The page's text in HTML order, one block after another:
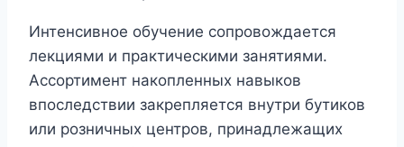
Интенсивное обучение сопровождается
лекциями и практическими занятиями.
Ассортимент накопленных навыков
впоследствии закрепляется внутри бутиков
или розничных центров, принадлежащих